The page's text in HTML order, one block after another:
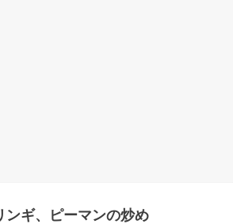
ンギ、ピーマンの炒め